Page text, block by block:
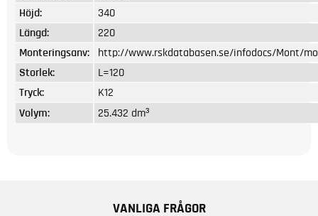
Höjd:
340
Längd:
220
Monteringsanv:
http://www.rskdatabasen.se/infodocs/Mont/
Storlek:
L=120
Tryck:
K12
Volym:
25.432 dm³
VANLIGA FRÅGOR